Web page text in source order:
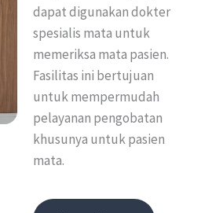
dapat digunakan dokter
spesialis mata untuk
memeriksa mata pasien.
Fasilitas ini bertujuan
untuk mempermudah
pelayanan pengobatan
khusunya untuk pasien
mata.